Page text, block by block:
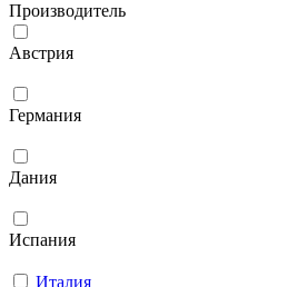
Производитель
Австрия
Германия
Дания
Испания
Италия